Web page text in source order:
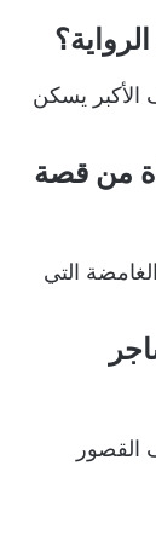
الأكبر يسكن
من قصة
التي
القصور